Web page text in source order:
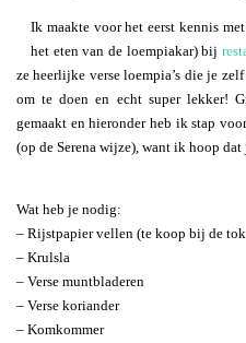
Ik maakte voor het eerst kennis
het eten van de loempiakar) bij
ze heerlijke verse loempia’s die je
om te doen en echt super lekker!
gemaakt en hieronder heb ik stap
(op de Serena wijze), want ik hoop
Wat heb je nodig:
– Rijstpapier vellen (te koop bij de
– Krulsla
– Verse muntbladeren
– Verse koriander
– Komkommer